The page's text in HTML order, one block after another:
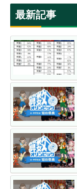
最新記事